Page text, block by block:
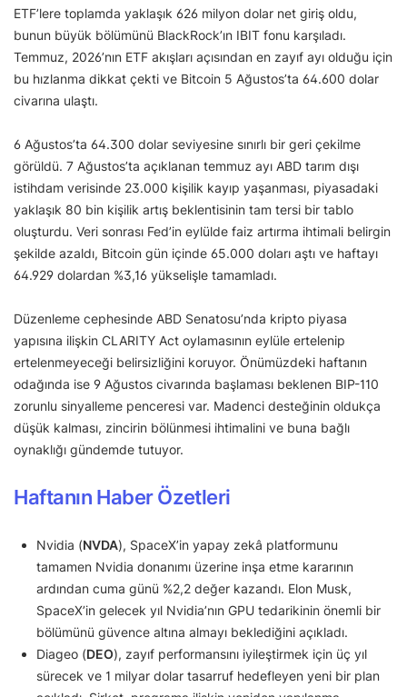
ETF’lere toplamda yaklaşık 626 milyon dolar net giriş oldu,
bunun büyük bölümünü BlackRock’ın IBIT fonu karşıladı.
Temmuz, 2026’nın ETF akışları açısından en zayıf ayı olduğu için
bu hızlanma dikkat çekti ve Bitcoin 5 Ağustos’ta 64.600 dolar
civarına ulaştı.
6 Ağustos’ta 64.300 dolar seviyesine sınırlı bir geri çekilme
görüldü. 7 Ağustos’ta açıklanan temmuz ayı ABD tarım dışı
istihdam verisinde 23.000 kişilik kayıp yaşanması, piyasadaki
yaklaşık 80 bin kişilik artış beklentisinin tam tersi bir tablo
oluşturdu. Veri sonrası Fed’in eylülde faiz artırma ihtimali belirgin
şekilde azaldı, Bitcoin gün içinde 65.000 doları aştı ve haftayı
64.929 dolardan %3,16 yükselişle tamamladı.
Düzenleme cephesinde ABD Senatosu’nda kripto piyasa
yapısına ilişkin CLARITY Act oylamasının eylüle ertelenip
ertelenmeyeceği belirsizliğini koruyor. Önümüzdeki haftanın
odağında ise 9 Ağustos civarında başlaması beklenen BIP-110
zorunlu sinyalleme penceresi var. Madenci desteğinin oldukça
düşük kalması, zincirin bölünmesi ihtimalini ve buna bağlı
oynaklığı gündemde tutuyor.
Haftanın Haber Özetleri
Nvidia (NVDA), SpaceX’in yapay zekâ platformunu
tamamen Nvidia donanımı üzerine inşa etme kararının
ardından cuma günü %2,2 değer kazandı. Elon Musk,
SpaceX’in gelecek yıl Nvidia’nın GPU tedarikinin önemli bir
bölümünü güvence altına almayı beklediğini açıkladı.
Diageo (DEO), zayıf performansını iyileştirmek için üç yıl
sürecek ve 1 milyar dolar tasarruf hedefleyen yeni bir plan